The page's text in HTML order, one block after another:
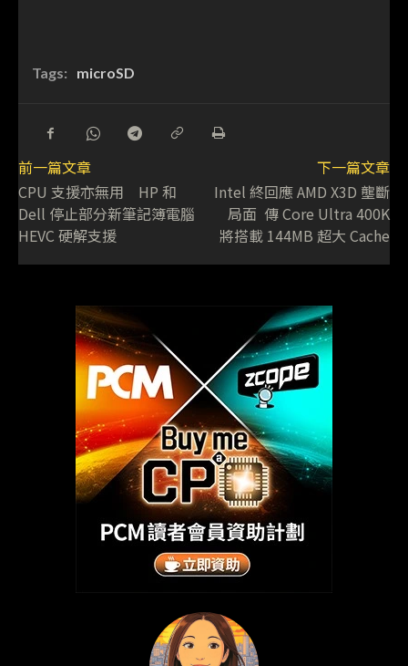
Tags: microSD
前一篇文章
CPU 支援亦無用 HP 和
Dell 停止部分新筆記簿電腦
HEVC 硬解支援
下一篇文章
Intel 終回應 AMD X3D 壟斷
局面 傳 Core Ultra 400K
將搭載 144MB 超大 Cache